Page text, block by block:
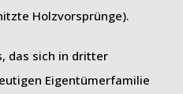
Holzvorsprünge).
das sich in dritter
Eigentümerfamilie